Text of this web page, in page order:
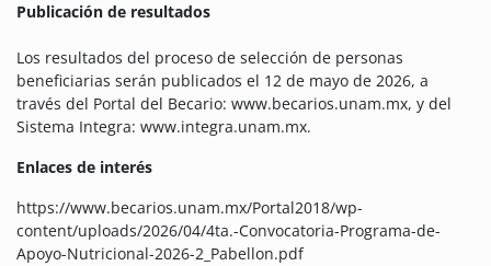
Publicación de resultados
Los resultados del proceso de selección de personas
beneficiarias serán publicados el 12 de mayo de 2026, a
través del Portal del Becario: www.becarios.unam.mx, y del
Sistema Integra: www.integra.unam.mx.
Enlaces de interés
https://www.becarios.unam.mx/Portal2018/wp-
content/uploads/2026/04/4ta.-Convocatoria-Programa-de-
Apoyo-Nutricional-2026-2_Pabellon.pdf